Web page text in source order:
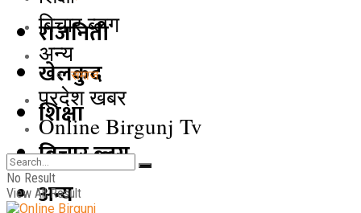
राजनिती
खेलकुद
शिक्षा
बिचार ब्लग
अन्य
बिचार ब्लग
अन्य
समाज
प्रदेश खबर
Online Birgunj Tv
No Result
View All Result